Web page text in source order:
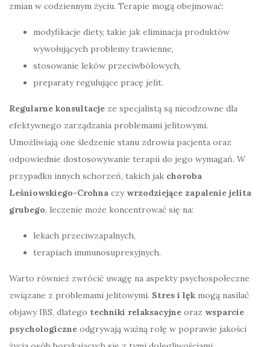
zmian w codziennym życiu. Terapie mogą obejmować:
modyfikacje diety, takie jak eliminacja produktów
wywołujących problemy trawienne,
stosowanie leków przeciwbólowych,
preparaty regulujące pracę jelit.
Regularne konsultacje ze specjalistą są nieodzowne dla
efektywnego zarządzania problemami jelitowymi.
Umożliwiają one śledzenie stanu zdrowia pacjenta oraz
odpowiednie dostosowywanie terapii do jego wymagań. W
przypadku innych schorzeń, takich jak choroba
Leśniowskiego-Crohna czy wrzodziejące zapalenie jelita
grubego, leczenie może koncentrować się na:
lekach przeciwzapalnych,
terapiach immunosupresyjnych.
Warto również zwrócić uwagę na aspekty psychospołeczne
związane z problemami jelitowymi. Stres i lęk mogą nasilać
objawy IBS, dlatego techniki relaksacyjne oraz wsparcie
psychologiczne odgrywają ważną rolę w poprawie jakości